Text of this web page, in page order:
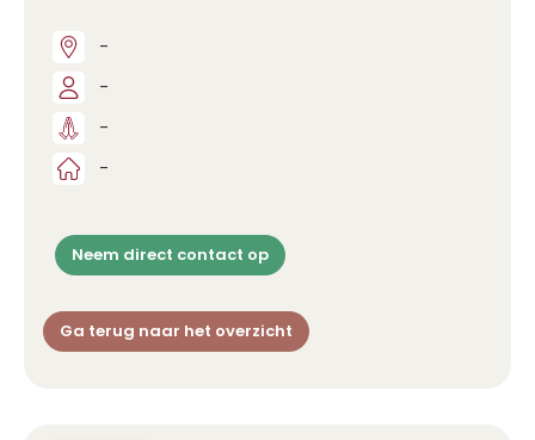
-
-
-
-
Neem direct contact op
Ga terug naar het overzicht